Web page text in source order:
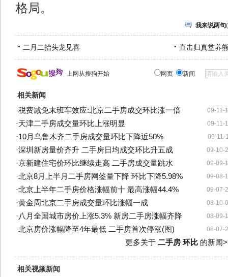
格局。
我来说两句(
二月二抬头龙见喜 直击归真堂养
上网从搜狗开始 网页 新闻
相关新闻
09-11-
·税费减免末班车效应:北京二手房成交环比涨一倍
09-11-
·天津二手房成交量环比上涨明显
09-11-
·10月乌鲁木齐二手房成交量环比下降近50%
09-10-
·深圳新房量价齐升 二手房日均成交环比升五成
09-09-
·京新建住宅价环比继续走高 二手房成交量跳水
09-08-
·北京8月上半月二手房网签量下降 环比下降5.98%
09-07-
·北京上半年二手房价格涨幅前十 最高涨幅44.4%
08-10-
·黄金周北京二手房成交量环比涨幅一成
08-09-
·八月全国城市房价上涨5.3% 新房二手房涨幅齐降
08-07-
·北京房价涨幅降至4年最低 二手房首次停涨(图)
更多关于 二手房 环比的新闻
相关视频新闻